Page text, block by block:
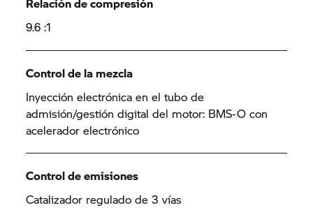
9.6 :1
Control de la mezcla
Inyección electrónica en el tubo de
admisión/gestión digital del motor: BMS-O con
acelerador electrónico
Control de emisiones
Catalizador regulado de 3 vías